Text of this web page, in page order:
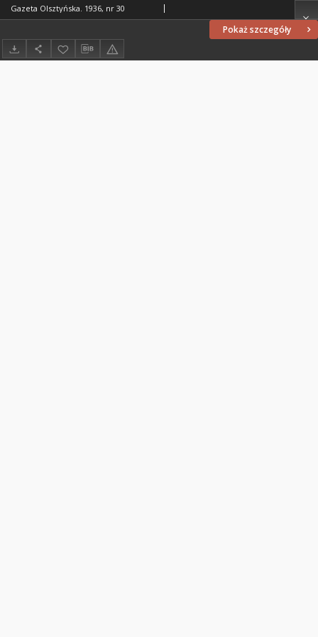
Pokaż szczegóły
Gazeta Olsztyńska. 1936, nr 30